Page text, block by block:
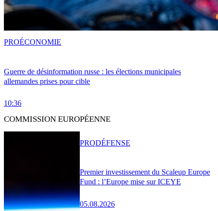
Guerre de désinformation russe : les élections municipales
allemandes prises pour cible
10:36
PROÉCONOMIE
COMMISSION EUROPÉENNE
Premier investissement du Scaleup Europe
Fund : l’Europe mise sur ICEYE
05.08.2026
PRODÉFENSE